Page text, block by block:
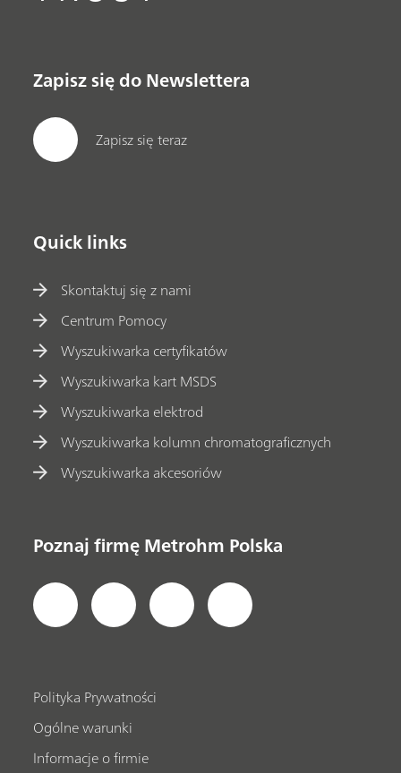
Zapisz się do Newslettera
Zapisz się teraz
Quick links
Skontaktuj się z nami
Centrum Pomocy
Wyszukiwarka certyfikatów
Wyszukiwarka kart MSDS
Wyszukiwarka elektrod
Wyszukiwarka kolumn chromatograficznych
Wyszukiwarka akcesoriów
Poznaj firmę Metrohm Polska
Polityka Prywatności
Ogólne warunki
Informacje o firmie